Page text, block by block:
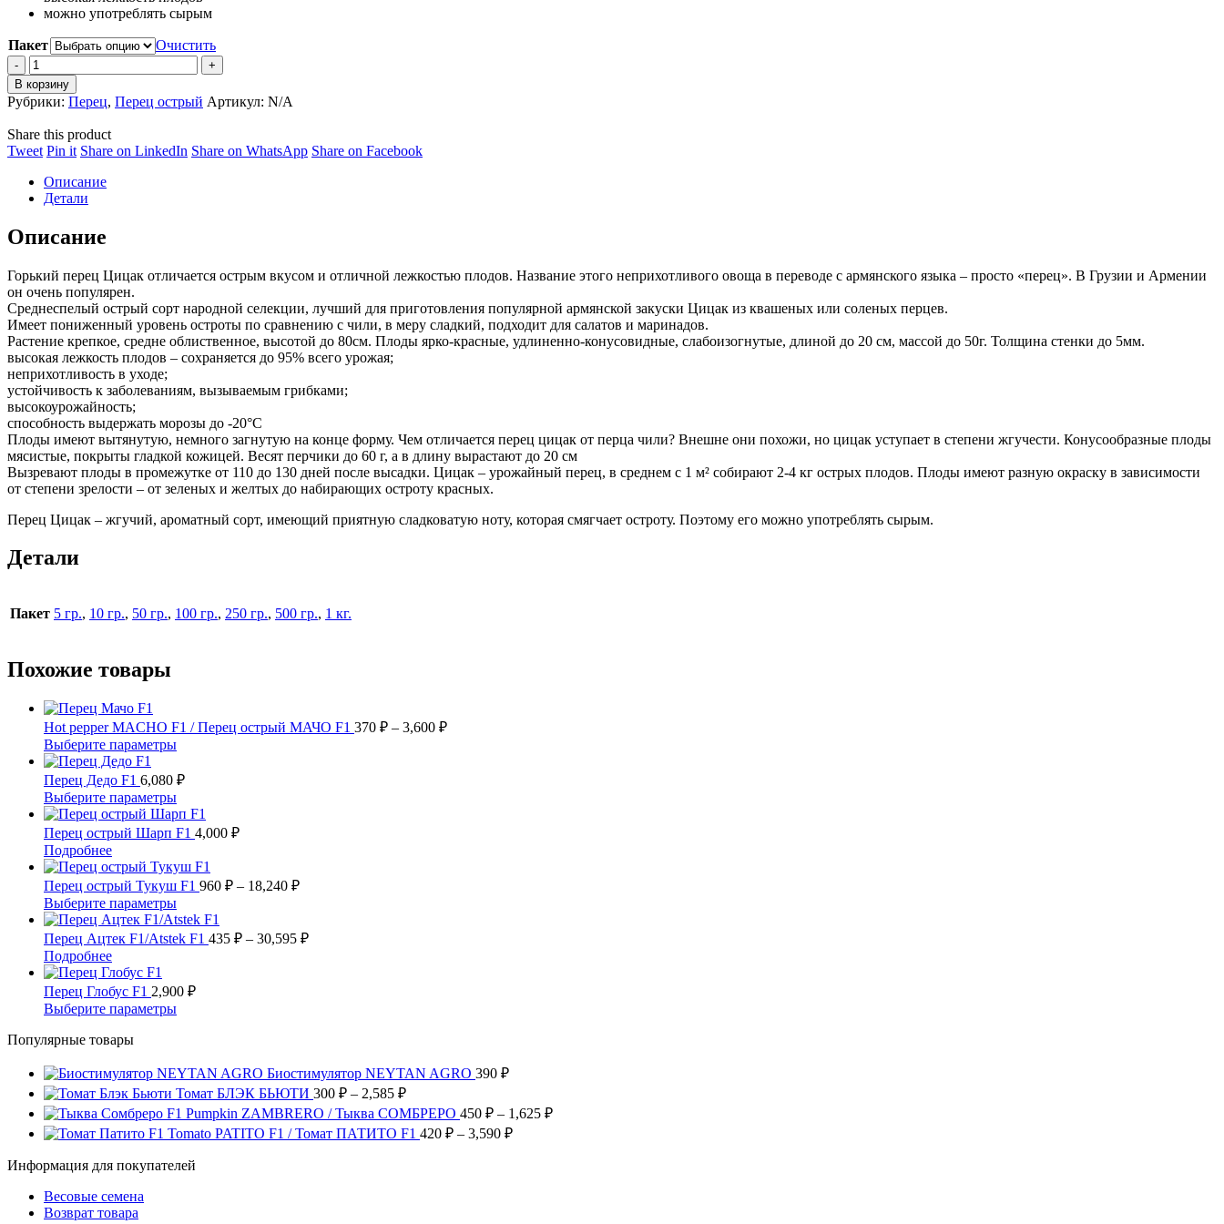
можно употреблять сырым
Пакет
Очистить
Перец
острый
ЦИЦАК
quantity
В корзину
Рубрики: Перец, Перец острый Артикул: N/A
Share this product
TweetShare
Twitter
Pin itShare
Pinterest
Share on LinkedIn Share
Share on WhatsAppShare
Share on FacebookShare
Описание
Детали
Описание
Горький перец Цицак отличается острым вкусом и отличной лежкостью плодов. Название этого неприхотливого овоща в переводе с армянского языка – просто «перец». В Грузии и Армении
он очень популярен.
Среднеспелый острый сорт народной селекции, лучший для приготовления популярной армянской закуски Цицак из квашеных или соленых перцев.
Имеет пониженный уровень остроты по сравнению с чили, в меру сладкий, подходит для салатов и маринадов.
Растение крепкое, средне облиственное, высотой до 80см. Плоды ярко-красные, удлиненно-конусовидные, слабоизогнутые, длиной до 20 см, массой до 50г. Толщина стенки до 5мм.
высокая лежкость плодов – сохраняется до 95% всего урожая;
неприхотливость в уходе;
устойчивость к заболеваниям, вызываемым грибками;
высокоурожайность;
способность выдержать морозы до -20°С
Плоды имеют вытянутую, немного загнутую на конце форму. Чем отличается перец цицак от перца чили? Внешне они похожи, но цицак уступает в степени жгучести. Конусообразные плоды
мясистые, покрыты гладкой кожицей. Весят перчики до 60 г, а в длину вырастают до 20 см
Вызревают плоды в промежутке от 110 до 130 дней после высадки. Цицак – урожайный перец, в среднем с 1 м² собирают 2-4 кг острых плодов. Плоды имеют разную окраску в зависимости
от степени зрелости – от зеленых и желтых до набирающих остроту красных.
Перец Цицак – жгучий, ароматный сорт, имеющий приятную сладковатую ноту, которая смягчает остроту. Поэтому его можно употреблять сырым.
Детали
Пакет 5 гр., 10 гр., 50 гр., 100 гр., 250 гр., 500 гр., 1 кг.
Похожие товары
Hot pepper MACHO F1 / Перец острый МАЧО F1 370 ₽ – 3,600 ₽Диапазон
Выберите параметрыЭтот
имеет
несколько
вариаций.
Опции
можно
выбрать
на
странице
товара.
Перец Дедо F1 6,080 ₽
Выберите параметрыЭтот
товар
имеет
вариаций.
Опции
можно
выбрать
на
странице
Перец острый Шарп F1 4,000 ₽
ПодробнееЭтот
товар
имеет
несколько
вариаций.
Опции
можно
выбрать
на
странице
товара.
Перец острый Тукуш F1 960 ₽ – 18,240 ₽Диапазон
–
Выберите параметрыЭтот
товар
имеет
Опции
можно
выбрать
товара.
Перец Ацтек F1/Atstek F1 435 ₽ – 30,595 ₽Диапазон
ПодробнееЭтот
товар
имеет
несколько
вариаций.
Опции
выбрать
на
странице
товара.
Перец Глобус F1 2,900 ₽
Выберите параметрыЭтот
вариаций.
Опции
можно
выбрать
на
товара.
Популярные товары
Биостимулятор NEYTAN AGRO 390 ₽
Томат БЛЭК БЬЮТИ 300 ₽ – 2,585 ₽Диапазон
цен:
300 ₽
–
Pumpkin ZAMBRERO / Тыква СОМБРЕРО 450 ₽ – 1,625 ₽Диапазон
Tomato PATITO F1 / Томат ПАТИТО F1 420 ₽ – 3,590 ₽Диапазон
Информация для покупателей
Весовые семена
Возврат товара